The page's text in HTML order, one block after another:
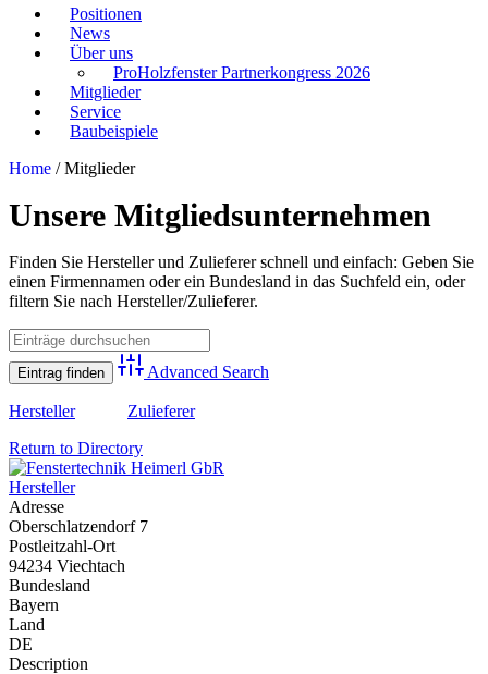
Positionen
News
Über uns
ProHolzfenster Partnerkongress 2026
Mitglieder
Service
Baubeispiele
Home /Mitglieder
Unsere Mitgliedsunternehmen
Finden Sie Hersteller und Zulieferer schnell und einfach: Geben Sie
einen Firmennamen oder ein Bundesland in das Suchfeld ein, oder
filtern Sie nach Hersteller/Zulieferer.
Advanced Search
Hersteller
Zulieferer
Return to Directory
Hersteller
Adresse
Oberschlatzendorf 7
Postleitzahl-Ort
94234 Viechtach
Bundesland
Bayern
Land
DE
Description